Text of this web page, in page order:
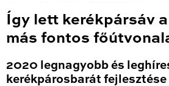
Így lett kerékpársáv
más fontos
2020 legnagyobb és
kerékpárosbarát